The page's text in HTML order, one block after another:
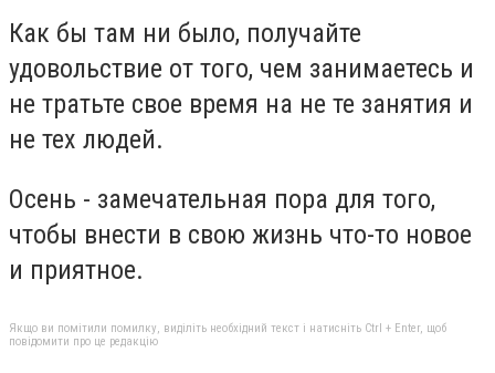
Как бы там ни было, получайте
удовольствие от того, чем занимаетесь и
не тратьте свое время на не те занятия и
не тех людей.
Осень - замечательная пора для того,
чтобы внести в свою жизнь что-то новое
и приятное.
Якщо ви помітили помилку, виділіть необхідний текст і натисніть Ctrl + Enter, щоб
повідомити про це редакцію